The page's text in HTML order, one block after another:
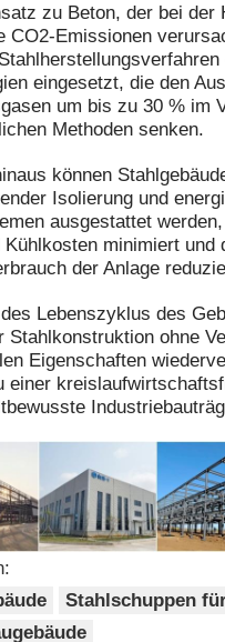
Gebäude
für Stahlkonstruktionen
Stahlkonstruktion
aus Stahl
zu Beton, der bei der
CO2-Emissionen
eingesetzt, die den
um bis zu 30 % im
Methoden senken.
können
Isolierung und
ausgestattet
Kühlkosten minimiert und
der Anlage
Lebenszyklus des
Stahlkonstruktion ohne
Eigenschaften
einer
Stahlschuppen